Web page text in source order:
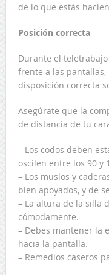
de lo que estás
Posición correcta
Durante el
frente a las
disposición correcta
Asegúrate que la
de distancia de tu
– Los codos deben
oscilen entre los 90 y
– Los muslos y
bien apoyados, y de
– La altura de la silla
cómodamente.
– Debes mantener la
hacia la pantalla.
– Remedios caseros